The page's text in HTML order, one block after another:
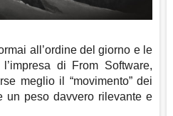
all’ordine del giorno e le
di From Software,
meglio il “movimento” dei
un peso davvero rilevante e